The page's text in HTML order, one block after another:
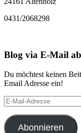
0431/2068298
Blog via E-Mail
Du möchtest keinen
Email Adresse ein!
E-
Mail-
Adresse
Abonnieren